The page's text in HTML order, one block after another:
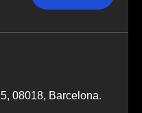
08018, Barcelona.